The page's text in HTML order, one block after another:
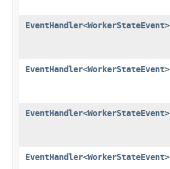
EventHandler<WorkerStateEvent>
EventHandler<WorkerStateEvent>
EventHandler<WorkerStateEvent>
EventHandler<WorkerStateEvent>